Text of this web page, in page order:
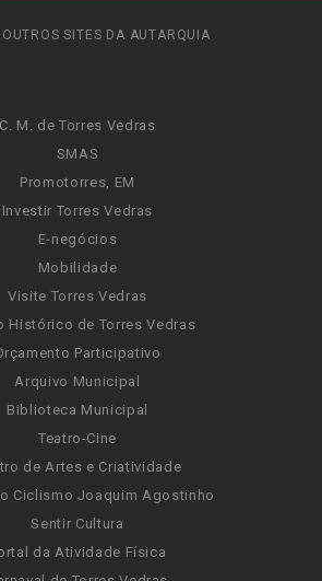
OUTROS SITES DA AUTARQUIA
C. M. de Torres Vedras
SMAS
Promotorres, EM
Investir Torres Vedras
E-negócios
Mobilidade
Visite Torres Vedras
Histórico de Torres Vedras
Participativo
Arquivo Municipal
Biblioteca Municipal
Teatro-Cine
de Artes e Criatividade
Ciclismo Joaquim Agostinho
Sentir Cultura
da Atividade Física